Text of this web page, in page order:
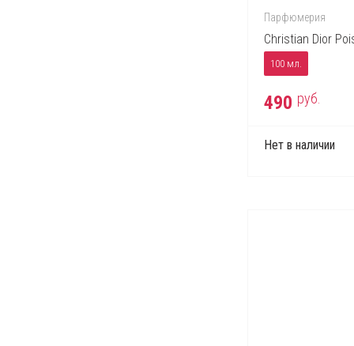
Парфюмерия
Christian Dior
100 мл.
490 руб.
Нет в наличии